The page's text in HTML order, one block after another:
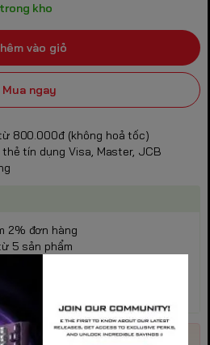
kho
vào giỏ
Mua ngay
800.000đ (không hoả tốc)
tín dụng Visa, Master, JCB
2% đơn hàng
5 sản phẩm
10 sản phẩm
giảm 5% khi mua hàng lần 2 (
mại trên )